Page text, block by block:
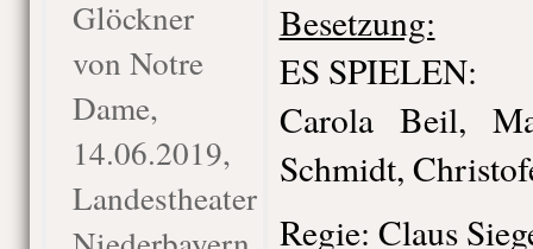
Glöckner
von Notre
Dame,
14.06.2019,
Landestheater
Besetzung:
ES SPIELEN:
Carola Beil,
Schmidt,
Regie: Claus